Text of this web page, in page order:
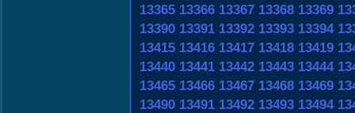
13365 13366 13367 13368 13369
13390 13391 13392 13393 13394
13415 13416 13417 13418 13419
13440 13441 13442 13443 13444
13465 13466 13467 13468 13469
13490 13491 13492 13493 13494